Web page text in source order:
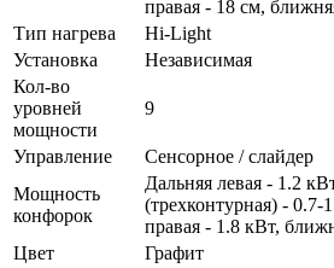
правая - 18 см,
Тип нагрева
Hi-Light
Установка
Независимая
Кол-во
уровней
мощности
9
Управление
Сенсорное / слайдер
Мощность
конфорок
Дальняя левая - 1.2
(трехконтурная) - 0.7-
правая - 1.8 кВт,
Цвет
Графит